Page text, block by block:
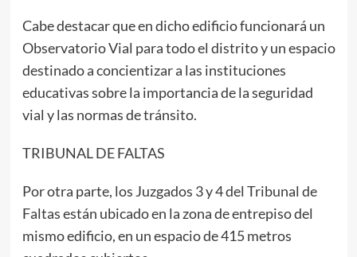
Cabe destacar que en dicho edificio funcionará un
Observatorio Vial para todo el distrito y un espacio
destinado a concientizar a las instituciones
educativas sobre la importancia de la seguridad
vial y las normas de tránsito.
TRIBUNAL DE FALTAS
Por otra parte, los Juzgados 3 y 4 del Tribunal de
Faltas están ubicado en la zona de entrepiso del
mismo edificio, en un espacio de 415 metros